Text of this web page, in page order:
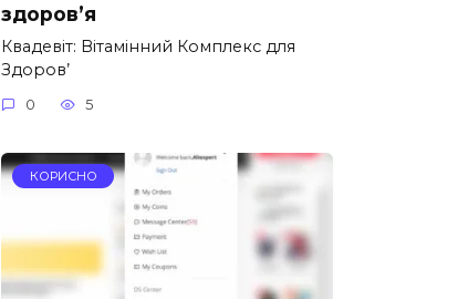
здоров’я
Квадевіт: Вітамінний Комплекс для
Здоров’
0 5
КОРИСНО